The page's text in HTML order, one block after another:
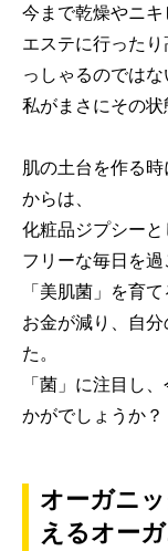
今まで乾燥やニキ
エステに行った
っしゃるのではな
私がまさにその状
肌の土台を作る
からは、
化粧品ジプシー
フリーな毎日を過
「美肌菌」を育
お金が減り、自
た。
「菌」に注目し
かがでしょうか？
オーガニ
えるオー